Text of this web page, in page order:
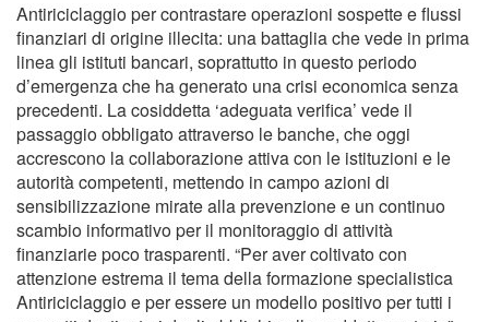
Antiriciclaggio per contrastare operazioni sospette e flussi
finanziari di origine illecita: una battaglia che vede in prima
linea gli istituti bancari, soprattutto in questo periodo
d’emergenza che ha generato una crisi economica senza
precedenti. La cosiddetta ‘adeguata verifica’ vede il
passaggio obbligato attraverso le banche, che oggi
accrescono la collaborazione attiva con le istituzioni e le
autorità competenti, mettendo in campo azioni di
sensibilizzazione mirate alla prevenzione e un continuo
scambio informativo per il monitoraggio di attività
finanziarie poco trasparenti. “Per aver coltivato con
attenzione estrema il tema della formazione specialistica
Antiriciclaggio e per essere un modello positivo per tutti i